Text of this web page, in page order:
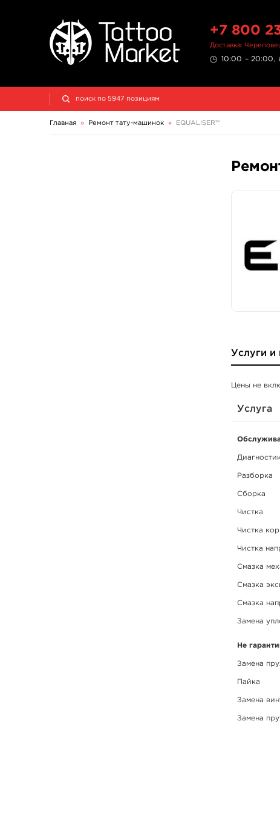
+7 800
Доставка:
10:00 – 20:00,
Главная » Ремонт тату-машинок » EQUALISER™
Услуги и
Цены не
Услуга
Разборка
Сборка
Чистка
Чистка
Чистка
Смазка
Смазка
Смазка
Замена
Не
Замена
Пайка
Замена
Замена